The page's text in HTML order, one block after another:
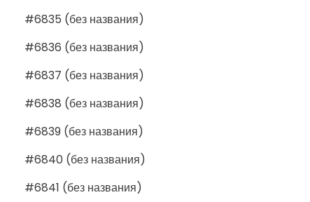
#6835 (без названия)
#6836 (без названия)
#6837 (без названия)
#6838 (без названия)
#6839 (без названия)
#6840 (без названия)
#6841 (без названия)